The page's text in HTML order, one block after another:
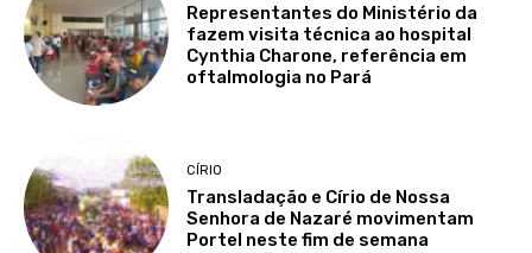
Representantes do Ministério da
fazem visita técnica ao hospital
Cynthia Charone, referência em
oftalmologia no Pará
CÍRIO
Transladação e Círio de Nossa
Senhora de Nazaré movimentam
Portel neste fim de semana